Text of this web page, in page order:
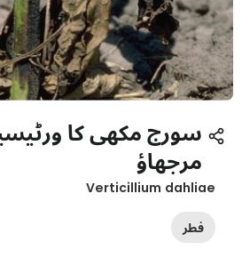
سورج مکھی کا ورٹیسیلیم
مرجھاؤ
Verticillium